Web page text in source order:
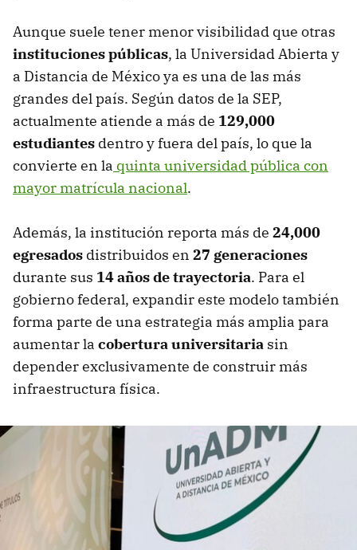
Aunque suele tener menor visibilidad que otras
instituciones públicas, la Universidad Abierta y
a Distancia de México ya es una de las más
grandes del país. Según datos de la SEP,
actualmente atiende a más de 129,000
estudiantes dentro y fuera del país, lo que la
convierte en la quinta universidad pública con
mayor matrícula nacional.
Además, la institución reporta más de 24,000
egresados distribuidos en 27 generaciones
durante sus 14 años de trayectoria. Para el
gobierno federal, expandir este modelo también
forma parte de una estrategia más amplia para
aumentar la cobertura universitaria sin
depender exclusivamente de construir más
infraestructura física.